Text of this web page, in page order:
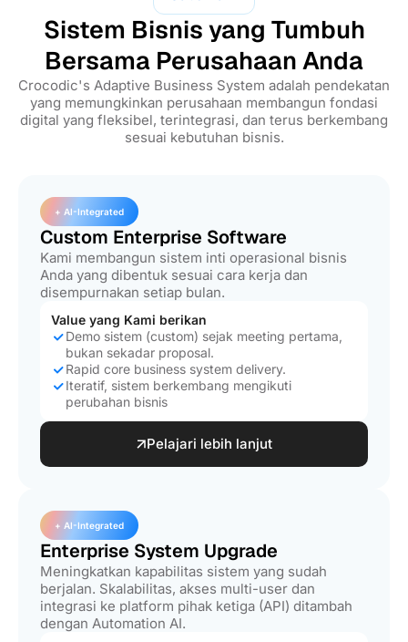
Sistem Bisnis yang Tumbuh
Bersama Perusahaan Anda
Crocodic's Adaptive Business System adalah pendekatan
yang memungkinkan perusahaan membangun fondasi
digital yang fleksibel, terintegrasi, dan terus berkembang
sesuai kebutuhan bisnis.
+ AI-Integrated
Custom Enterprise Software
Kami membangun sistem inti operasional bisnis
Anda yang dibentuk sesuai cara kerja dan
disempurnakan setiap bulan.
Value yang Kami berikan
Demo sistem (custom) sejak meeting pertama,
bukan sekadar proposal.
Rapid core business system delivery.
Iteratif, sistem berkembang mengikuti
perubahan bisnis
Pelajari lebih lanjut
+ AI-Integrated
Enterprise System Upgrade
Meningkatkan kapabilitas sistem yang sudah
berjalan. Skalabilitas, akses multi-user dan
integrasi ke platform pihak ketiga (API) ditambah
dengan Automation AI.